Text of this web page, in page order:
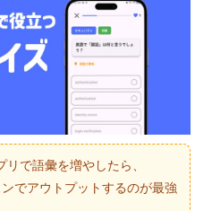
リで語彙を増やしたら、
でアウトプットするのが最強